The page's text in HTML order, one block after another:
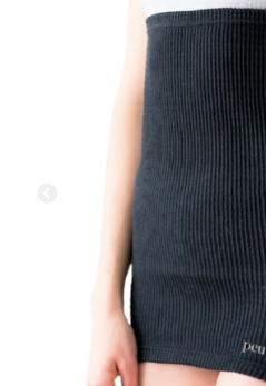
ACCOUNT MENU
カテゴリーから探す
セミナー/契約関連
ご利用ガイド